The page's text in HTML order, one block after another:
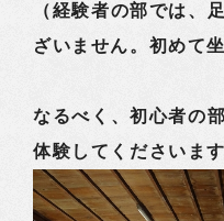
（経験者の部では、
ざいません。初めて
なるべく、初心者の
体験してくださいま